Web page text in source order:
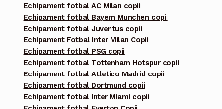
Echipament fotbal AC Milan copii
Echipament fotbal Bayern Munchen copii
Echipament fotbal Juventus copii
Echipament Fotbal Inter Milan Copii
Echipament fotbal PSG copii
Echipament fotbal Tottenham Hotspur copii
Echipament fotbal Atletico Madrid copii
Echipament fotbal Dortmund copii
Echipament fotbal Inter Miami copii